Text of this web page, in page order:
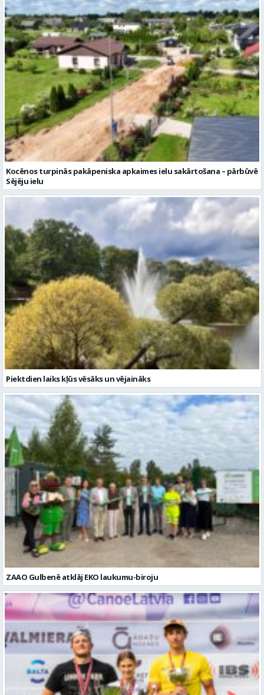
Kocēnos turpinās pakāpeniska apkaimes ielu sakārtošana – pārbūvē
Sējēju ielu
Piektdien laiks kļūs vēsāks un vējaināks
ZAAO Gulbenē atklāj EKO laukumu-biroju